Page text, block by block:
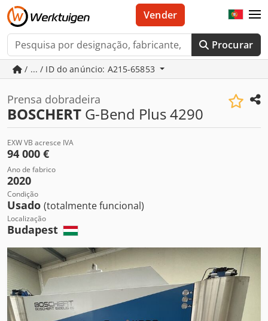
Procurar
Vender
/ ... / ID do anúncio: A215-65853
Prensa dobradeira
BOSCHERT G-Bend Plus 4290
EXW VB acresce IVA
94 000 €
Ano de fabrico
2020
Condição
Usado (totalmente funcional)
Localização
Budapest